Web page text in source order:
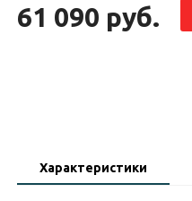
61 090 руб.
Характеристики